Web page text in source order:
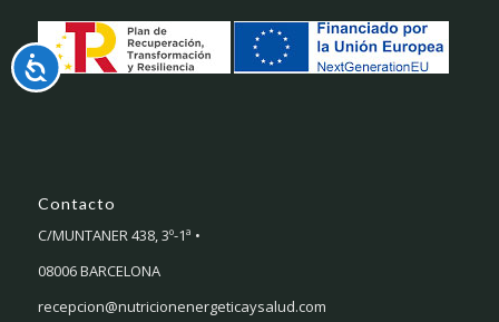
Accesibilidad
Contacto
C/MUNTANER 438, 3º-1ª •
08006 BARCELONA
recepcion@nutricionenergeticaysalud.com